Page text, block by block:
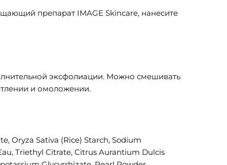
препарат IMAGE Skincare, нанесите
эксфолиации. Можно смешивать
и омоложении.
Oryza Sativa (Rice) Starch, Sodium
Triethyl Citrate, Citrus Aurantium Dulcis